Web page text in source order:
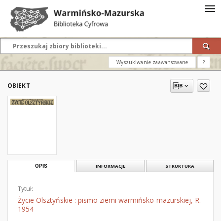
Wyszukiwanie zaawansowane ?
OBIEKT
OPIS INFORMACJE STRUKTURA
Tytuł:
Życie Olsztyńskie : pismo ziemi warmińsko-mazurskiej, R.
1954